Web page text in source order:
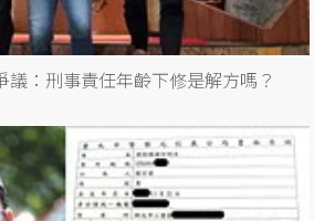
：刑事責任年齡下修是解方嗎？